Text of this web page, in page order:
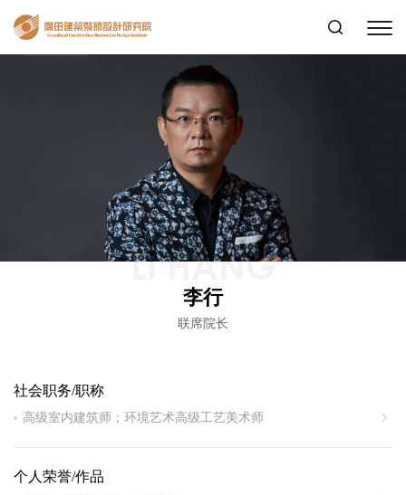
LI HANG
李行
联席院长
社会职务/职称
高级室内建筑师；环境艺术高级工艺美术师
全国有成就的资深室内建筑师
深圳市建筑工程系列专业技术资格建筑装饰设计专业组评委
个人荣誉/作品